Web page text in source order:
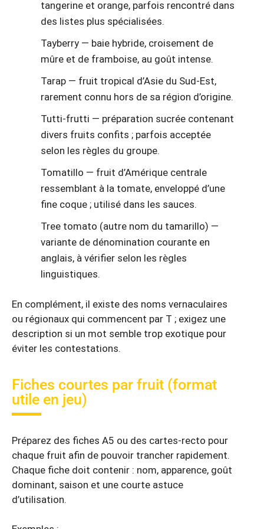
tangerine et orange, parfois rencontré dans
des listes plus spécialisées.
Tayberry — baie hybride, croisement de
mûre et de framboise, au goût intense.
Tarap — fruit tropical d’Asie du Sud-Est,
rarement connu hors de sa région d’origine.
Tutti-frutti — préparation sucrée contenant
divers fruits confits ; parfois acceptée
selon les règles du groupe.
Tomatillo — fruit d’Amérique centrale
ressemblant à la tomate, enveloppé d’une
fine coque ; utilisé dans les sauces.
Tree tomato (autre nom du tamarillo) —
variante de dénomination courante en
anglais, à vérifier selon les règles
linguistiques.
En complément, il existe des noms vernaculaires
ou régionaux qui commencent par T ; exigez une
description si un mot semble trop exotique pour
éviter les contestations.
Fiches courtes par fruit (format
utile en jeu)
Préparez des fiches A5 ou des cartes-recto pour
chaque fruit afin de pouvoir trancher rapidement.
Chaque fiche doit contenir : nom, apparence, goût
dominant, saison et une courte astuce
d’utilisation.